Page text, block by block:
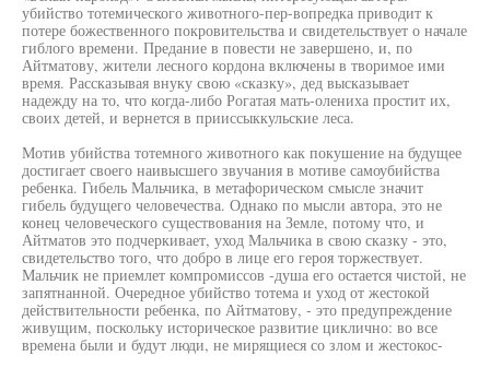
убийство тотемического животного-пер-вопредка приводит к
потере божественного покровительства и свидетельствует о начале
гиблого времени. Предание в повести не завершено, и, по
Айтматову, жители лесного кордона включены в творимое ими
время. Рассказывая внуку свою «сказку», дед высказывает
надежду на то, что когда-либо Рогатая мать-олениха простит их,
своих детей, и вернется в прииссыккульские леса.
Мотив убийства тотемного животного как покушение на будущее
достигает своего наивысшего звучания в мотиве самоубийства
ребенка. Гибель Мальчика, в метафорическом смысле значит
гибель будущего человечества. Однако по мысли автора, это не
конец человеческого существования на Земле, потому что, и
Айтматов это подчеркивает, уход Мальчика в свою сказку - это,
свидетельство того, что добро в лице его героя торжествует.
Мальчик не приемлет компромиссов -душа его остается чистой, не
запятнанной. Очередное убийство тотема и уход от жестокой
действительности ребенка, по Айтматову, - это предупреждение
живущим, поскольку историческое развитие циклично: во все
времена были и будут люди, не мирящиеся со злом и жестокос-